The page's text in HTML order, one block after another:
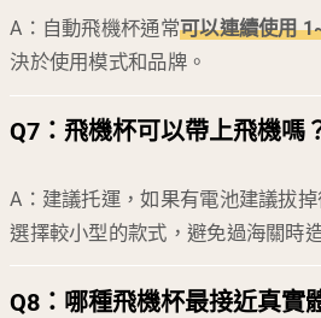
A：自動飛機杯通常可以連續使用
決於使用模式和品牌。
Q7 ： 飛機杯可以帶上飛機嗎
A：建議托運，如果有電池建議拔
選擇較小型的款式，避免過海關時
Q8 ： 哪種飛機杯最接近真實